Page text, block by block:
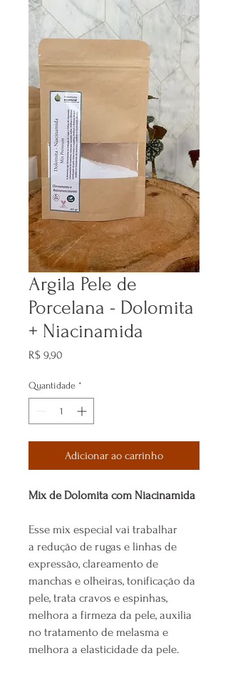
Argila Pele de
Porcelana - Dolomita
+ Niacinamida
R$ 9,90
Quantidade *
Adicionar ao carrinho
Mix de Dolomita com Niacinamida
Esse mix especial vai trabalhar
a redução de rugas e linhas de
expressão, clareamento de
manchas e olheiras, tonificação da
pele, trata cravos e espinhas,
melhora a firmeza da pele, auxilia
no tratamento de melasma e
melhora a elasticidade da pele.